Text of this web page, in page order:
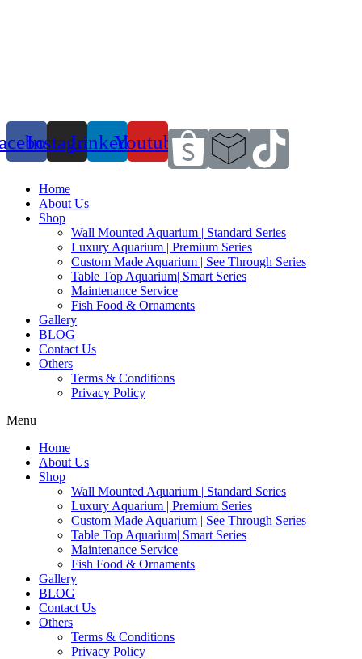
InstagramLinkedinYoutube
Home
About Us
Shop
Wall Mounted Aquarium | Standard Series
Luxury Aquarium | Premium Series
Custom Made Aquarium | See Through Series
Table Top Aquarium| Smart Series
Maintenance Service
Fish Food & Ornaments
Gallery
BLOG
Contact Us
Others
Terms & Conditions
Privacy Policy
Menu
Home
About Us
Shop
Wall Mounted Aquarium | Standard Series
Luxury Aquarium | Premium Series
Custom Made Aquarium | See Through Series
Table Top Aquarium| Smart Series
Maintenance Service
Fish Food & Ornaments
Gallery
BLOG
Contact Us
Others
Terms & Conditions
Privacy Policy